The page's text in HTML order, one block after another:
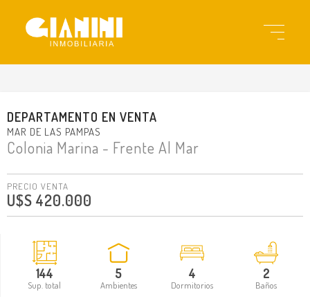
DEPARTAMENTO EN VENTA
MAR DE LAS PAMPAS
Colonia Marina - Frente Al Mar
PRECIO VENTA
U$S 420.000
144
Sup. total
5
Ambientes
4
Dormitorios
2
Baños